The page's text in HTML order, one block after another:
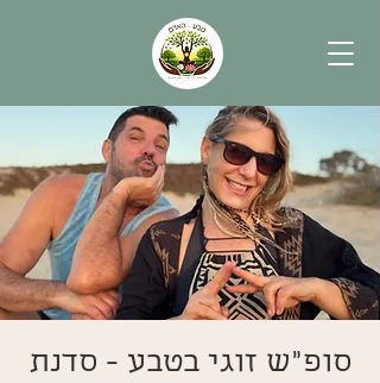
סופ"ש זוגי בטבע - סדנת